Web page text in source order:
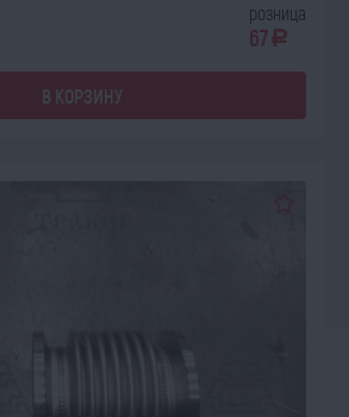
розница
67a
В КОРЗИНУ